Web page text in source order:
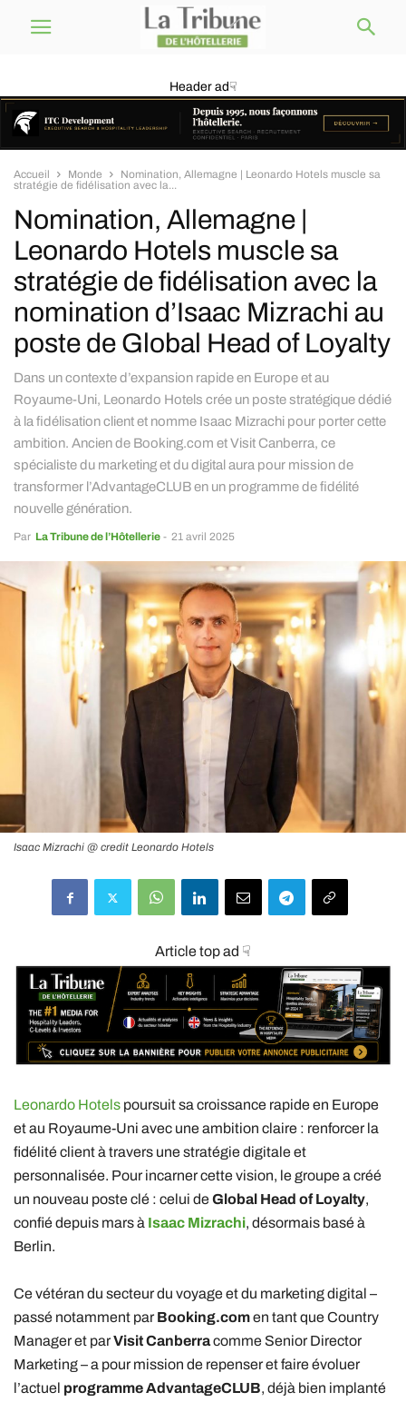
Header ad☟
Accueil Monde
Nomination, Allemagne | Leonardo Hotels muscle sa
stratégie de fidélisation avec la...
Nomination, Allemagne |
Leonardo Hotels muscle sa
stratégie de fidélisation avec la
nomination d’Isaac Mizrachi au
poste de Global Head of Loyalty
Dans un contexte d’expansion rapide en Europe et au
Royaume-Uni, Leonardo Hotels crée un poste stratégique dédié
à la fidélisation client et nomme Isaac Mizrachi pour porter cette
ambition. Ancien de Booking.com et Visit Canberra, ce
spécialiste du marketing et du digital aura pour mission de
transformer l’AdvantageCLUB en un programme de fidélité
nouvelle génération.
Par La Tribune de l’Hôtellerie - 21 avril 2025
Isaac Mizrachi @ credit Leonardo Hotels
Article top ad ☟
Leonardo Hotels poursuit sa croissance rapide en Europe
et au Royaume-Uni avec une ambition claire : renforcer la
fidélité client à travers une stratégie digitale et
personnalisée. Pour incarner cette vision, le groupe a créé
un nouveau poste clé : celui deGlobal Head of Loyalty,
confié depuis mars à Isaac Mizrachi, désormais basé à
Berlin.
Ce vétéran du secteur du voyage et du marketing digital –
passé notamment par Booking.comen tant que Country
Manager et parVisit Canberracomme Senior Director
Marketing – a pour mission de repenser et faire évoluer
l’actuel programme AdvantageCLUB, déjà bien implanté